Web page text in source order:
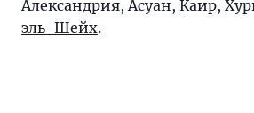
Александрия,Асуан, Каир,
эль-Шейх.